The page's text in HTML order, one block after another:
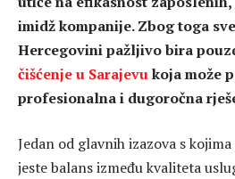
imidž kompanije. Zbog toga
Hercegovini pažljivo bira
čišćenje u Sarajevukoja može
profesionalna i dugoročna
Jedan od glavnih izazova s
jeste balans između kvaliteta